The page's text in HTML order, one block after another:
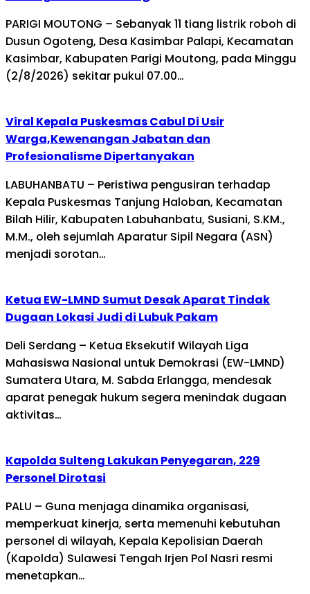
PARIGI MOUTONG – Sebanyak 11 tiang listrik roboh di
Dusun Ogoteng, Desa Kasimbar Palapi, Kecamatan
Kasimbar, Kabupaten Parigi Moutong, pada Minggu
(2/8/2026) sekitar pukul 07.00…
Viral Kepala Puskesmas Cabul Di Usir
Warga,Kewenangan Jabatan dan
Profesionalisme Dipertanyakan
LABUHANBATU – Peristiwa pengusiran terhadap
Kepala Puskesmas Tanjung Haloban, Kecamatan
Bilah Hilir, Kabupaten Labuhanbatu, Susiani, S.KM.,
M.M., oleh sejumlah Aparatur Sipil Negara (ASN)
menjadi sorotan…
Ketua EW-LMND Sumut Desak Aparat Tindak
Dugaan Lokasi Judi di Lubuk Pakam
Deli Serdang – Ketua Eksekutif Wilayah Liga
Mahasiswa Nasional untuk Demokrasi (EW-LMND)
Sumatera Utara, M. Sabda Erlangga, mendesak
aparat penegak hukum segera menindak dugaan
aktivitas…
Kapolda Sulteng Lakukan Penyegaran, 229
Personel Dirotasi
PALU – Guna menjaga dinamika organisasi,
memperkuat kinerja, serta memenuhi kebutuhan
personel di wilayah, Kepala Kepolisian Daerah
(Kapolda) Sulawesi Tengah Irjen Pol Nasri resmi
menetapkan…